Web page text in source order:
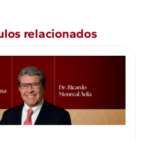
relacionados